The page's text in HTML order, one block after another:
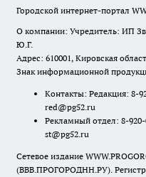
Городской интернет-портал
О компании: Учредитель: ИП
Ю.Г.
Адрес: 610001, Кировская
Знак информационной
Контакты: Редакция: 8-
red@pg52.ru
Рекламный отдел: 8-
st@pg52.ru
Сетевое издание
(ВВВ.ПРОГОРОДНН.РУ).